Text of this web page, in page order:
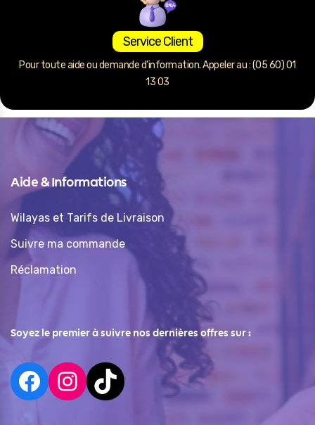
Service Client
Pour toute aide ou demande d’information. Appeler au : (05 60) 01
13 03
Aide & Informations
Wilayas et Tarifs de Livraison
Suivre ma commande
Réclamation
Soyez le premier à suivre nos dernières offres sur :